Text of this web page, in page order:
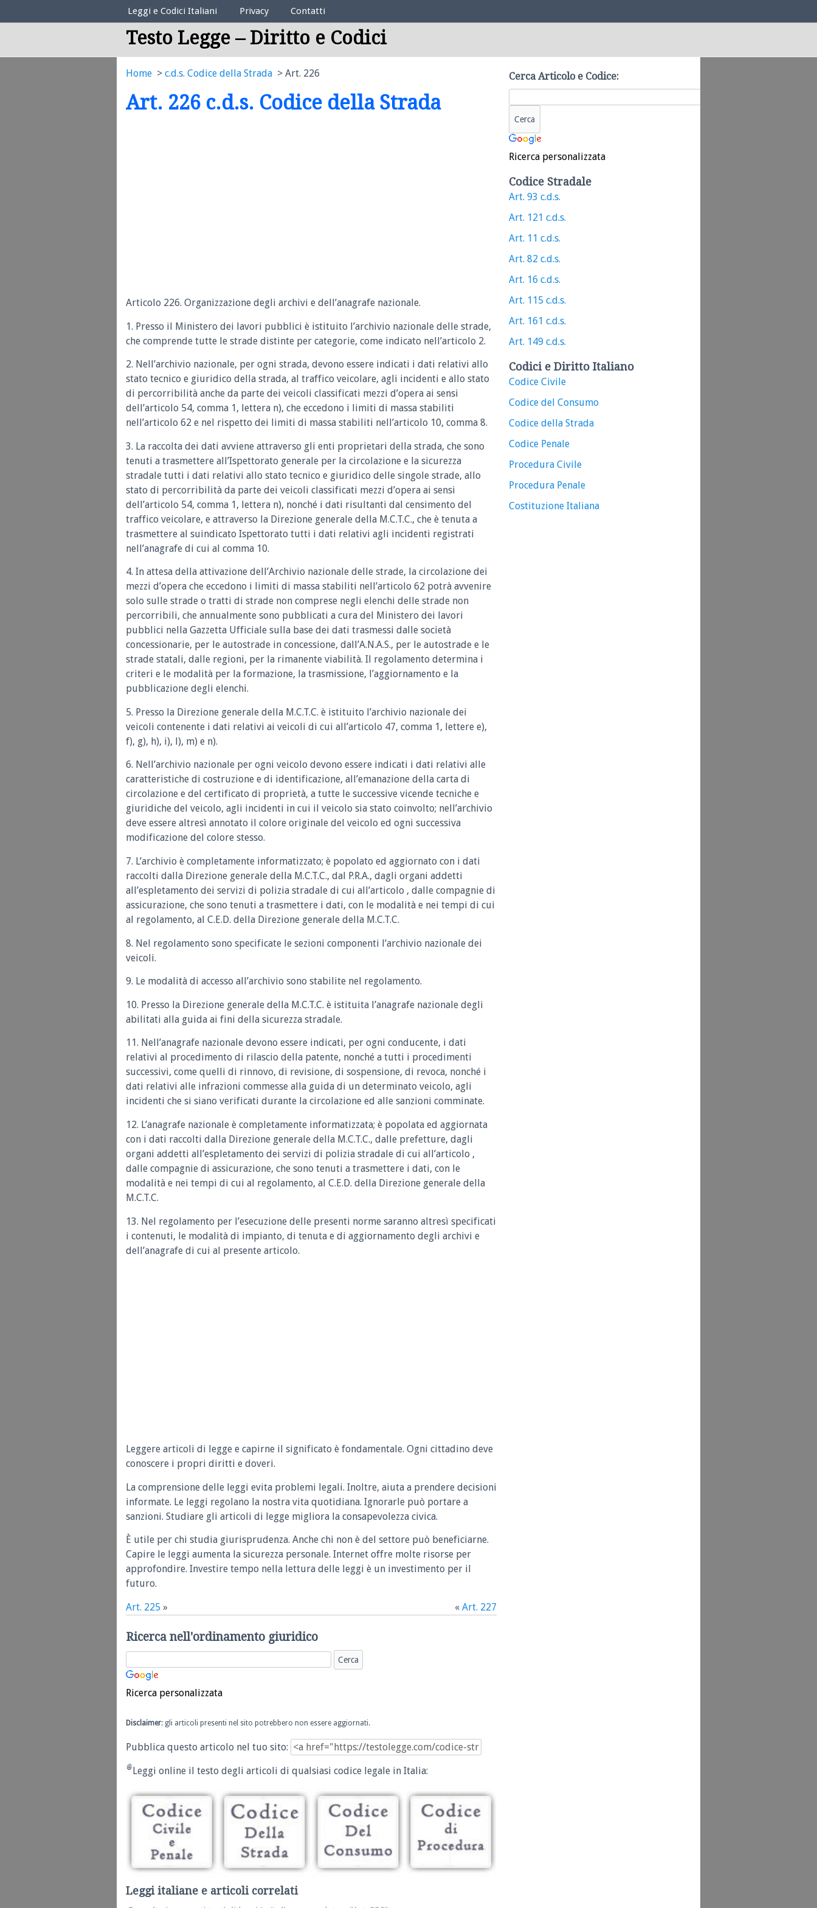
Elenco Codici Legali
Leggi e Codici Italiani Privacy Contatti
Testo Legge – Diritto e Codici
Home c.d.s. Codice della Strada Art. 226
Art. 226 c.d.s. Codice della Strada
Articolo 226. Organizzazione degli archivi e dell’anagrafe nazionale.
1. Presso il Ministero dei lavori pubblici è istituito l’archivio nazionale delle strade,
che comprende tutte le strade distinte per categorie, come indicato nell’articolo 2.
2. Nell’archivio nazionale, per ogni strada, devono essere indicati i dati relativi allo
stato tecnico e giuridico della strada, al traffico veicolare, agli incidenti e allo stato
di percorribilità anche da parte dei veicoli classificati mezzi d’opera ai sensi
dell’articolo 54, comma 1, lettera n), che eccedono i limiti di massa stabiliti
nell’articolo 62 e nel rispetto dei limiti di massa stabiliti nell’articolo 10, comma 8.
3. La raccolta dei dati avviene attraverso gli enti proprietari della strada, che sono
tenuti a trasmettere all’Ispettorato generale per la circolazione e la sicurezza
stradale tutti i dati relativi allo stato tecnico e giuridico delle singole strade, allo
stato di percorribilità da parte dei veicoli classificati mezzi d’opera ai sensi
dell’articolo 54, comma 1, lettera n), nonché i dati risultanti dal censimento del
traffico veicolare, e attraverso la Direzione generale della M.C.T.C., che è tenuta a
trasmettere al suindicato Ispettorato tutti i dati relativi agli incidenti registrati
nell’anagrafe di cui al comma 10.
4. In attesa della attivazione dell’Archivio nazionale delle strade, la circolazione dei
mezzi d’opera che eccedono i limiti di massa stabiliti nell’articolo 62 potrà avvenire
solo sulle strade o tratti di strade non comprese negli elenchi delle strade non
percorribili, che annualmente sono pubblicati a cura del Ministero dei lavori
pubblici nella Gazzetta Ufficiale sulla base dei dati trasmessi dalle società
concessionarie, per le autostrade in concessione, dall’A.N.A.S., per le autostrade e le
strade statali, dalle regioni, per la rimanente viabilità. Il regolamento determina i
criteri e le modalità per la formazione, la trasmissione, l’aggiornamento e la
pubblicazione degli elenchi.
5. Presso la Direzione generale della M.C.T.C. è istituito l’archivio nazionale dei
veicoli contenente i dati relativi ai veicoli di cui all’articolo 47, comma 1, lettere e),
f), g), h), i), l), m) e n).
6. Nell’archivio nazionale per ogni veicolo devono essere indicati i dati relativi alle
caratteristiche di costruzione e di identificazione, all’emanazione della carta di
circolazione e del certificato di proprietà, a tutte le successive vicende tecniche e
giuridiche del veicolo, agli incidenti in cui il veicolo sia stato coinvolto; nell’archivio
deve essere altresì annotato il colore originale del veicolo ed ogni successiva
modificazione del colore stesso.
7. L’archivio è completamente informatizzato; è popolato ed aggiornato con i dati
raccolti dalla Direzione generale della M.C.T.C., dal P.R.A., dagli organi addetti
all’espletamento dei servizi di polizia stradale di cui all’articolo , dalle compagnie di
assicurazione, che sono tenuti a trasmettere i dati, con le modalità e nei tempi di cui
al regolamento, al C.E.D. della Direzione generale della M.C.T.C.
8. Nel regolamento sono specificate le sezioni componenti l’archivio nazionale dei
veicoli.
9. Le modalità di accesso all’archivio sono stabilite nel regolamento.
10. Presso la Direzione generale della M.C.T.C. è istituita l’anagrafe nazionale degli
abilitati alla guida ai fini della sicurezza stradale.
11. Nell’anagrafe nazionale devono essere indicati, per ogni conducente, i dati
relativi al procedimento di rilascio della patente, nonché a tutti i procedimenti
successivi, come quelli di rinnovo, di revisione, di sospensione, di revoca, nonché i
dati relativi alle infrazioni commesse alla guida di un determinato veicolo, agli
incidenti che si siano verificati durante la circolazione ed alle sanzioni comminate.
12. L’anagrafe nazionale è completamente informatizzata; è popolata ed aggiornata
con i dati raccolti dalla Direzione generale della M.C.T.C., dalle prefetture, dagli
organi addetti all’espletamento dei servizi di polizia stradale di cui all’articolo ,
dalle compagnie di assicurazione, che sono tenuti a trasmettere i dati, con le
modalità e nei tempi di cui al regolamento, al C.E.D. della Direzione generale della
M.C.T.C.
13. Nel regolamento per l’esecuzione delle presenti norme saranno altresì specificati
i contenuti, le modalità di impianto, di tenuta e di aggiornamento degli archivi e
dell’anagrafe di cui al presente articolo.
Leggere articoli di legge e capirne il significato è fondamentale. Ogni cittadino deve
conoscere i propri diritti e doveri.
La comprensione delle leggi evita problemi legali. Inoltre, aiuta a prendere decisioni
informate. Le leggi regolano la nostra vita quotidiana. Ignorarle può portare a
sanzioni. Studiare gli articoli di legge migliora la consapevolezza civica.
È utile per chi studia giurisprudenza. Anche chi non è del settore può beneficiarne.
Capire le leggi aumenta la sicurezza personale. Internet offre molte risorse per
approfondire. Investire tempo nella lettura delle leggi è un investimento per il
futuro.
Art. 225 » « Art. 227
Ricerca nell'ordinamento giuridico
Ricerca personalizzata
Disclaimer: gli articoli presenti nel sito potrebbero non essere aggiornati.
Pubblica questo articolo nel tuo sito:
Leggi online il testo degli articoli di qualsiasi codice legale in Italia:
Leggi italiane e articoli correlati
Cerca Articolo e Codice:
Ricerca personalizzata
Codice Stradale
Art. 93 c.d.s.
Art. 121 c.d.s.
Art. 11 c.d.s.
Art. 82 c.d.s.
Art. 16 c.d.s.
Art. 115 c.d.s.
Art. 161 c.d.s.
Art. 149 c.d.s.
Codici e Diritto Italiano
Codice Civile
Codice del Consumo
Codice della Strada
Codice Penale
Procedura Civile
Procedura Penale
Costituzione Italiana